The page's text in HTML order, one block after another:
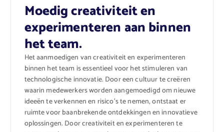
Moedig creativiteit en
experimenteren aan binnen
het team.
Het aanmoedigen van creativiteit en experimenteren
binnen het team is essentieel voor het stimuleren van
technologische innovatie. Door een cultuur te creëren
waarin medewerkers worden aangemoedigd om nieuwe
ideeën te verkennen en risico’s te nemen, ontstaat er
ruimte voor baanbrekende ontdekkingen en innovatieve
oplossingen. Door creativiteit en experimenteren te